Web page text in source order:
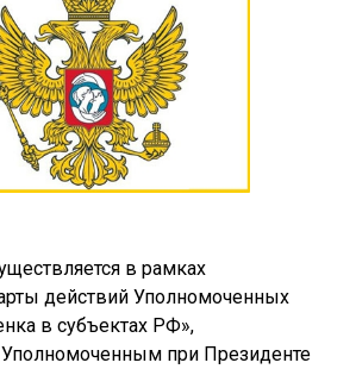
в рамках
действий Уполномоченных
в субъектах РФ»,
Уполномоченным при Президенте